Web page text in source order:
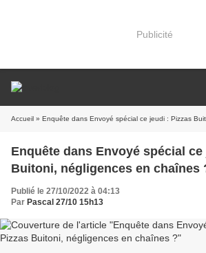
Publicité
Accueil » Enquête dans Envoyé spécial ce jeudi : Pizzas
Enquête dans Envoyé spécial
Buitoni, négligences en chaînes
Publié le 27/10/2022 à 04:13
Par Pascal 27/10 15h13